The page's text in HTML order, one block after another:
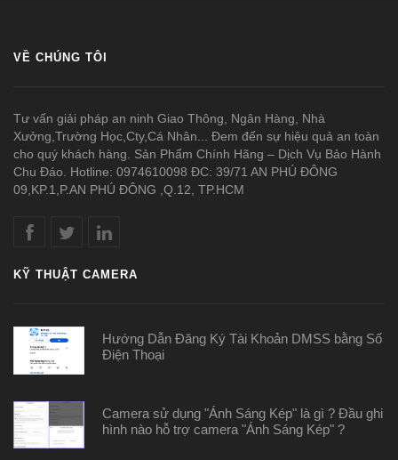
VỀ CHÚNG TÔI
Tư vấn giải pháp an ninh Giao Thông, Ngân Hàng, Nhà
Xưởng,Trường Học,Cty,Cá Nhân... Đem đến sự hiệu quả an toàn
cho quý khách hàng. Sản Phẩm Chính Hãng – Dịch Vụ Bảo Hành
Chu Đáo. Hotline: 0974610098 ĐC: 39/71 AN PHÚ ĐÔNG
09,KP.1,P.AN PHÚ ĐÔNG ,Q.12, TP.HCM
KỸ THUẬT CAMERA
Hướng Dẫn Đăng Ký Tài Khoản DMSS bằng Số
Điện Thoại
Camera sử dụng "Ánh Sáng Kép" là gì ? Đầu ghi
hình nào hỗ trợ camera "Ánh Sáng Kép" ?